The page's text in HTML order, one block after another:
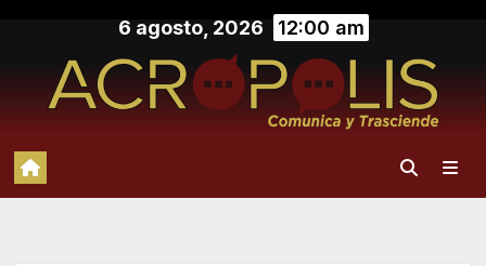
contenido
6 agosto, 2026 12:00 am